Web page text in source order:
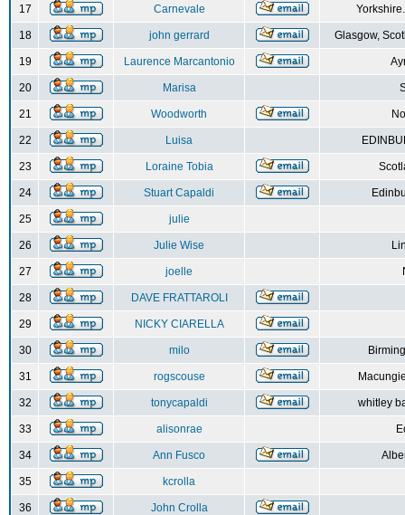
17 Carnevale
18 john gerrard Glasgow,
19 Laurence Marcantonio
20 Marisa
21 Woodworth
22 Luisa
23 Loraine Tobia
24 Stuart Capaldi
25 julie
26 Julie Wise
27 joelle
28 DAVE FRATTAROLI
29 NICKY CIARELLA
30 milo
31 rogscouse
32 tonycapaldi whitley
33 alisonrae
34 Ann Fusco
35 kcrolla
36 John Crolla